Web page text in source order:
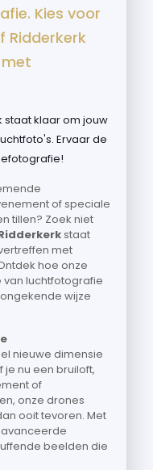
Kies voor
Ridderkerk
staat klaar om jouw
Ervaar de
of speciale
tillen? Zoek niet
staat
met
hoe onze
luchtfotografie
wijze
nieuwe dimensie
nu een bruiloft,
of
onze drones
ooit tevoren. Met
beelden die